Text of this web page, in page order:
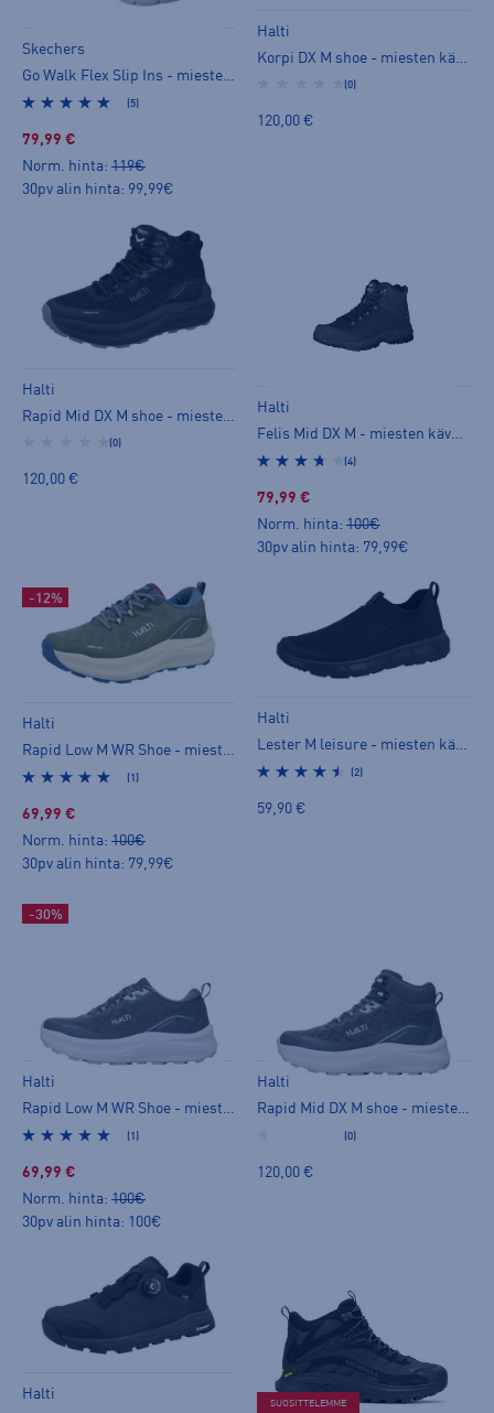
Skechers
Go Walk Flex Slip Ins - miesten kävelykengät
(5)
79,99 €
Norm. hinta: 119€
30pv alin hinta: 99,99€
Halti
(0)
120,00 €
Halti
(0)
120,00 €
Halti
Felis Mid DX M - miesten kävelykengät
(4)
79,99 €
Norm. hinta: 100€
30pv alin hinta: 79,99€
-12%
Halti
Rapid Low M WR Shoe - miesten kävelykengät
(1)
69,99 €
Norm. hinta: 100€
30pv alin hinta: 79,99€
Halti
Lester M leisure - miesten kävelykengät
(2)
59,90 €
-30%
Halti
Rapid Low M WR Shoe - miesten kävelykengät
(1)
69,99 €
Norm. hinta: 100€
30pv alin hinta: 100€
Halti
Rapid Mid DX M shoe - miesten kävelykengät
(0)
120,00 €
Halti
SUOSITTELEMME